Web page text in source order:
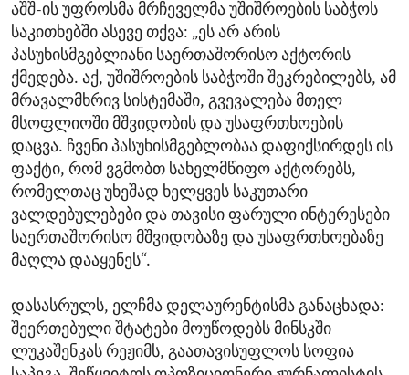
აშშ-ის უფროსმა მრჩეველმა უშიშროების საბჭოს
საკითხებში ასევე თქვა: „ეს არ არის
პასუხისმგებლიანი საერთაშორისო აქტორის
ქმედება. აქ, უშიშროების საბჭოში შეკრებილებს, ამ
მრავალმხრივ სისტემაში, გვევალება მთელ
მსოფლიოში მშვიდობის და უსაფრთხოების
დაცვა. ჩვენი პასუხისმგებლობაა დაფიქსირდეს ის
ფაქტი, რომ ვგმობთ სახელმწიფო აქტორებს,
რომელთაც უხეშად ხელყვეს საკუთარი
ვალდებულებები და თავისი ფარული ინტერესები
საერთაშორისო მშვიდობაზე და უსაფრთხოებაზე
მაღლა დააყენეს“.
დასასრულს, ელჩმა დელაურენტისმა განაცხადა:
შეერთებული შტატები მოუწოდებს მინსკში
ლუკაშენკას რეჟიმს, გაათავისუფლოს სოფია